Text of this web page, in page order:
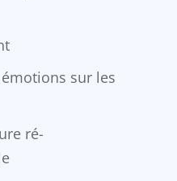
sur les
ré-